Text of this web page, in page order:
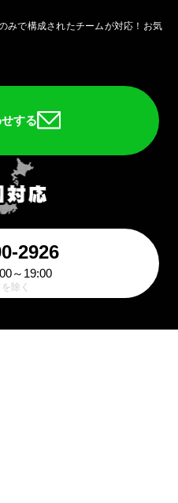
みで構成されたチームが対応！お気
する
2926